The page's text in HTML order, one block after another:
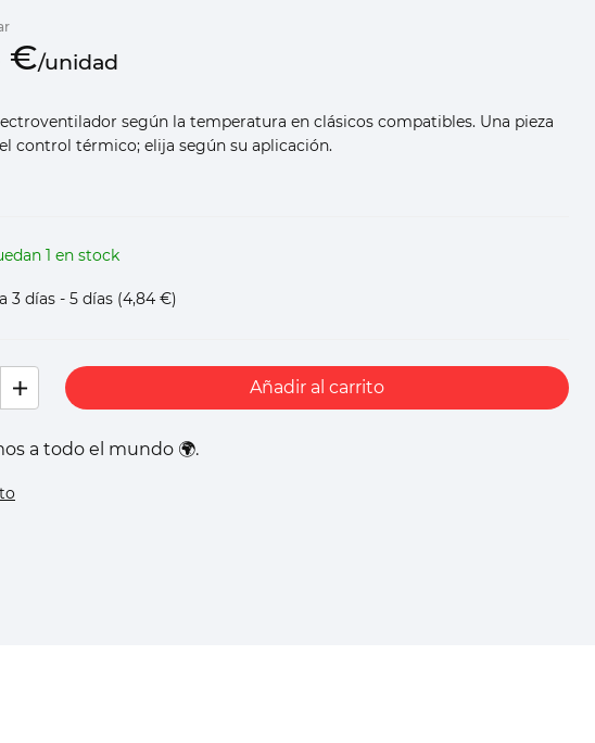
€/unidad
según la temperatura en clásicos compatibles. Una pieza
control térmico; elija según su aplicación.
1 en stock
3 días - 5 días (4,84 €)
Añadir al carrito
a todo el mundo 🌍.